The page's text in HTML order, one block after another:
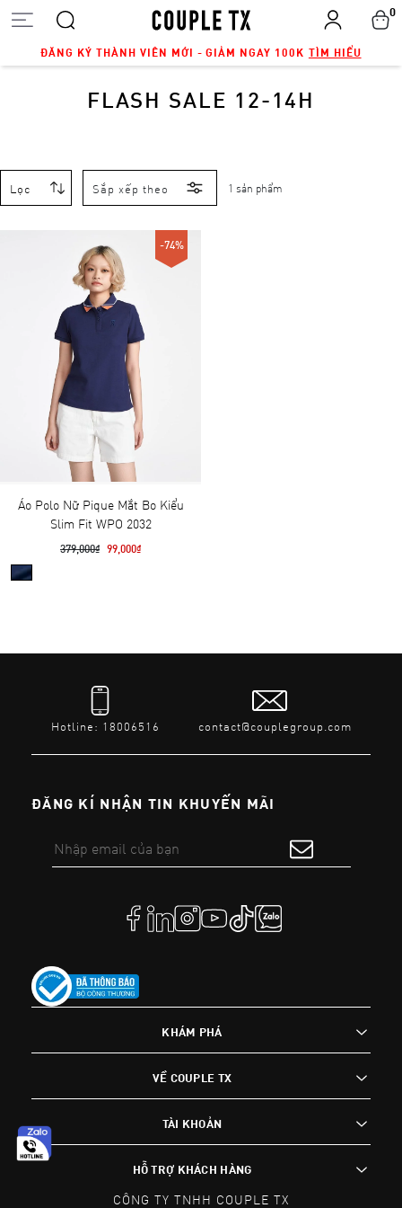
ĐĂNG KÝ THÀNH VIÊN MỚI - GIẢM NGAY 100K TÌM HIỂU
0
FLASH SALE 12-14H
Lọc Sắp xếp theo 1 sản phẩm
-74%
Áo Polo Nữ Pique Mắt Bo Kiểu
Slim Fit WPO 2032
379,000₫ 99,000₫
Hotline: 18006516 contact@couplegroup.com
ĐĂNG KÍ NHẬN TIN KHUYẾN MÃI
KHÁM PHÁ
VỀ COUPLE TX
TÀI KHOẢN
HỖ TRỢ KHÁCH HÀNG
CÔNG TY TNHH COUPLE TX